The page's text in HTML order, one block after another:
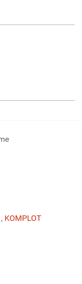
, KOMPLOT